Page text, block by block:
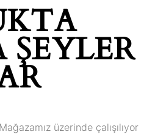
üzerinde çalışılıyor